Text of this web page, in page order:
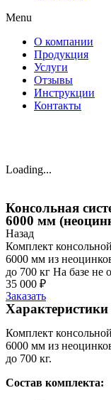
Menu
О компании
Продукция
Услуги
Отзывы
Инструкции
Контакты
Loading...
Консольная
6000 мм
Назад
Комплект
6000 мм из
до 700 кг На базе
35 000 ₽
Заказать
Характеристики
Комплект
6000 мм из
до 700 кг.
Состав комплекта: